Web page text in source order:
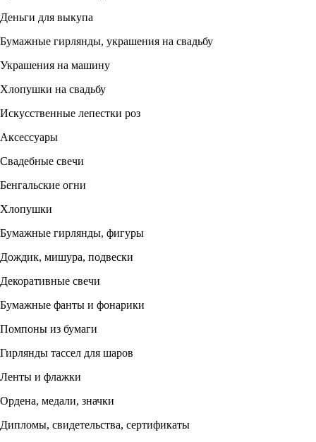
Деньги для выкупа
Бумажные гирлянды, украшения на свадьбу
Украшения на машину
Хлопушки на свадьбу
Искусственные лепестки роз
Аксессуары
Свадебные свечи
Бенгальские огни
Хлопушки
Бумажные гирлянды, фигуры
Дождик, мишура, подвески
Декоративные свечи
Бумажные фанты и фонарики
Помпоны из бумаги
Гирлянды тассел для шаров
Ленты и флажки
Ордена, медали, значки
Дипломы, свидетельства, сертификаты